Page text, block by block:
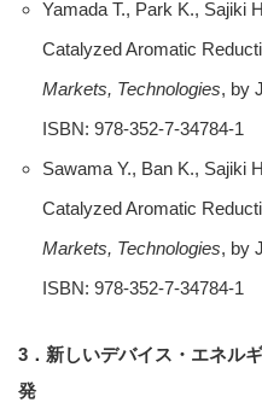
Yamada T., Park K., Sajiki
Catalyzed Aromatic
Markets, Technologies, by
ISBN: 978-352-7-34784-1
Sawama Y., Ban K., Sajiki
Catalyzed Aromatic
Markets, Technologies, by
ISBN: 978-352-7-34784-1
3 ．新しいデバイス ・エネル
発